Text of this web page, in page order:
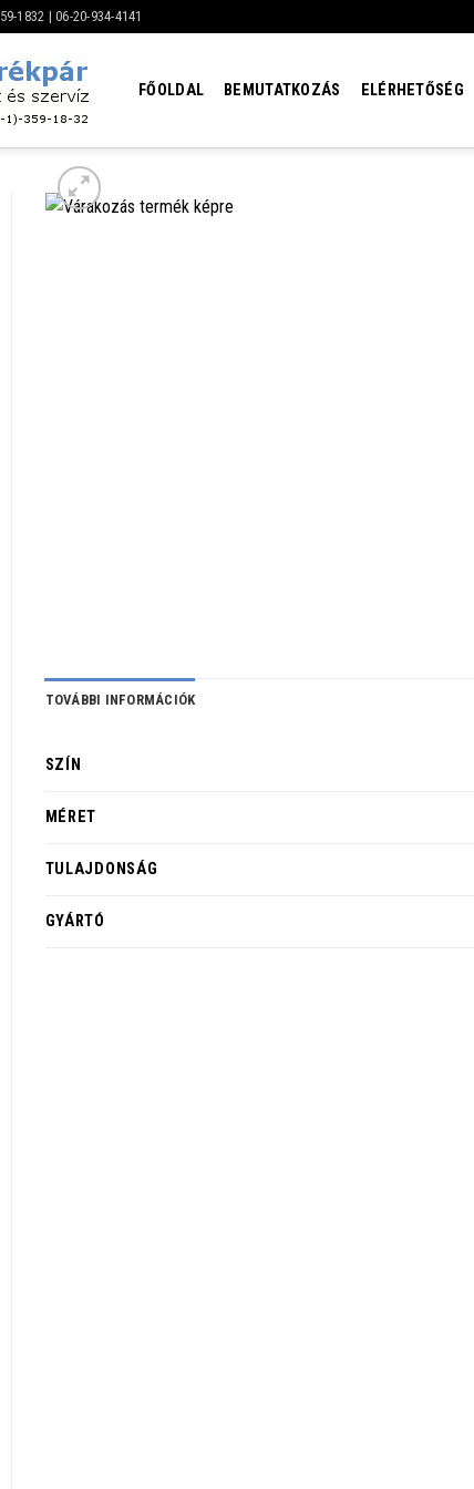
1832 | 06-20-934-4141
FŐOLDAL BEMUTATKOZÁS ELÉRHETŐSÉG
TOVÁBBI INFORMÁCIÓK
SZÍN
MÉRET
TULAJDONSÁG
GYÁRTÓ